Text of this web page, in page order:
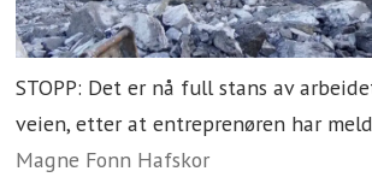
STOPP: Det er nå full stans av
veien, etter at entreprenøren har
Magne Fonn Hafskor